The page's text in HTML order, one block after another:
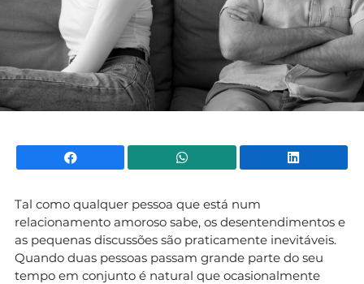
Facebook WhatsApp
Tal como qualquer pessoa que está num
relacionamento amoroso sabe, os desentendimentos e
as pequenas discussões são praticamente inevitáveis.
Quando duas pessoas passam grande parte do seu
tempo em conjunto é natural que ocasionalmente